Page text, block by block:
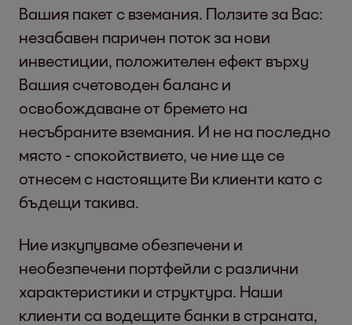
Вашия пакет с вземания. Ползите за Вас:
незабавен паричен поток за нови
инвестиции, положителен ефект върху
Вашия счетоводен баланс и
освобождаване от бремето на
несъбраните вземания. И не на последно
място - спокойствието, че ние ще се
отнесем с настоящите Ви клиенти като с
бъдещи такива.
Ние изкупуваме обезпечени и
необезпечени портфейли с различни
характеристики и структура. Наши
клиенти са водещите банки в страната,